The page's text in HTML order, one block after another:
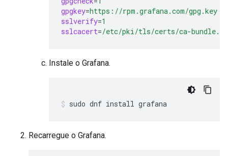
gpgkey=https://rpm.grafana.com/gpg.key
sslverify=1
sslcacert=/etc/pki/tls/certs/ca-
Instale o Grafana.
Recarregue o Grafana.